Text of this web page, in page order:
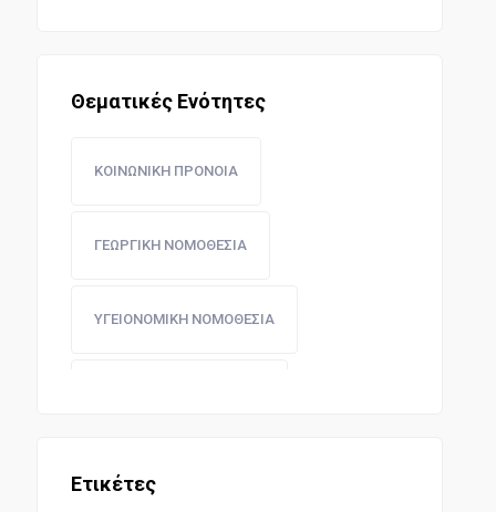
Θεματικές Ενότητες
ΚΟΙΝΩΝΙΚΗ ΠΡΟΝΟΙΑ
ΓΕΩΡΓΙΚΗ ΝΟΜΟΘΕΣΙΑ
ΥΓΕΙΟΝΟΜΙΚΗ ΝΟΜΟΘΕΣΙΑ
Ετικέτες